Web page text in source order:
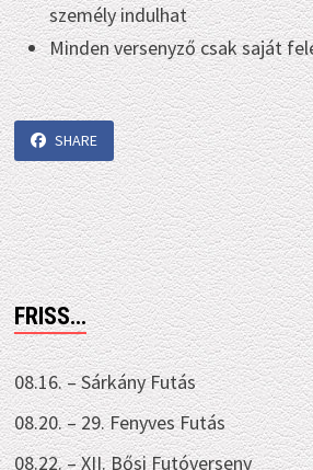
személy indulhat
Minden versenyző csak saját
SHARE
FRISS…
08.16. – Sárkány Futás
08.20. – 29. Fenyves Futás
08.22. – XII. Bősi Futóverseny